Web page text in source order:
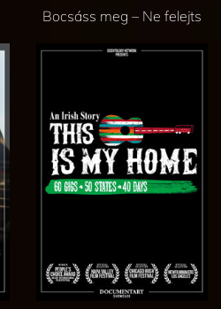
Bocsáss meg – Ne felejts